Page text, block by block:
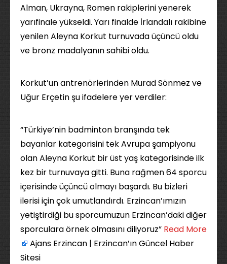
Alman, Ukrayna, Romen rakiplerini yenerek
yarıfinale yükseldi. Yarı finalde İrlandalı rakibine
yenilen Aleyna Korkut turnuvada üçüncü oldu
ve bronz madalyanın sahibi oldu.
Korkut’un antrenörlerinden Murad Sönmez ve
Uğur Erçetin şu ifadelere yer verdiler:
“Türkiye’nin badminton branşında tek
bayanlar kategorisini tek Avrupa şampiyonu
olan Aleyna Korkut bir üst yaş kategorisinde ilk
kez bir turnuvaya gitti. Buna rağmen 64 sporcu
içerisinde üçüncü olmayı başardı. Bu bizleri
ilerisi için çok umutlandırdı. Erzincan’ımızın
yetiştirdiği bu sporcumuzun Erzincan’daki diğer
sporculara örnek olmasını diliyoruz” ​ Read More
Ajans Erzincan | Erzincan’ın Güncel Haber
Sitesi